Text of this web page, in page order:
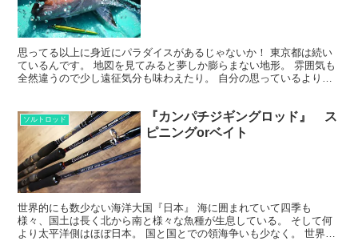
思ってる以上に身近にパラダイスがあるじゃないか！ 東京都は続い
ているんです。 地図を見てみると夢しか膨らまない地形。 雰囲気も
全然違うので少し遠征気分も味わえたり。 自分の思っているより身
ソルトロッド
『カンパチジギングロッド』 ス
ピニングorベイト
世界的にも数少ない海洋大国『日本』 海に囲まれていて四季も
様々、国土は長く北から南と様々な魚種が生息している。 そして何
より太平洋側はほぼ日本。 国と国とでの領海争いも少なく。 世界有